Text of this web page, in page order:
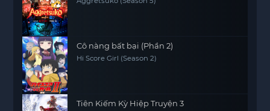
Cô nàng bất bại (Phần 2)
Hi Score Girl (Season 2)
Tiên Kiếm Kỳ Hiệp Truyện 3